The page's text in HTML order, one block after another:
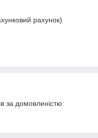
рахунок)
за домовленістю